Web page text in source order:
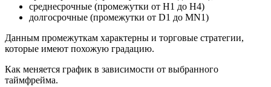
среднесрочные (промежутки от H1 до H4)
долгосрочные (промежутки от D1 до MN1)
Данным промежуткам характерны и торговые стратегии,
которые имеют похожую градацию.
Как меняется график в зависимости от выбранного
таймфрейма.